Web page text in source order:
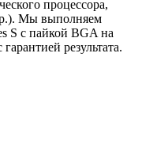
процессора,
Мы выполняем
S с пайкой BGA на
результата.